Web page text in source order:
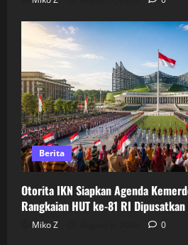
Berita
Otorita IKN Siapkan Agenda
Rangkaian HUT ke-81 RI
Miko Z 0